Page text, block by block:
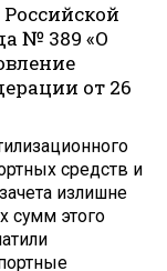
№ 389 «О
от 26
средств и
излишне
сумм этого